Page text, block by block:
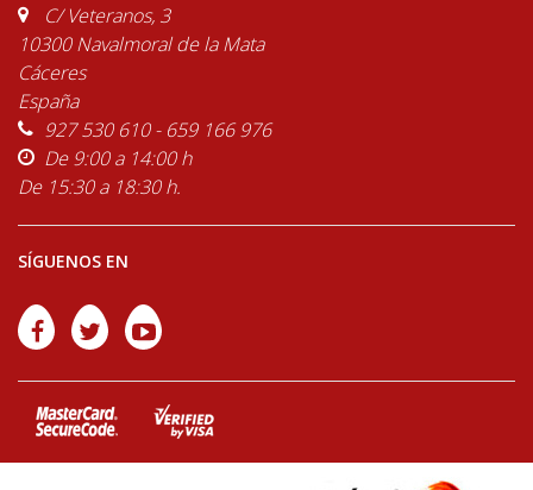
C/ Veteranos, 3
10300 Navalmoral de la Mata
Cáceres
España
927 530 610 - 659 166 976
De 9:00 a 14:00 h
De 15:30 a 18:30 h.
SÍGUENOS EN